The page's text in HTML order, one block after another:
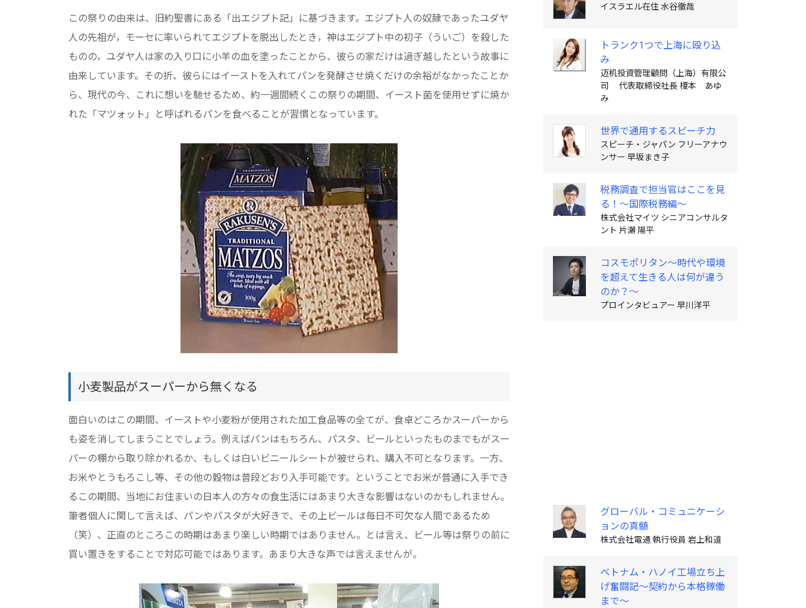
この祭りの由来は、旧約聖書にある「出エジプト記」に基づきます。エジプト人の奴隷であったユダヤ
人の先祖が，モーセに率いられてエジプトを脱出したとき，神はエジプト中の初子（ういご）を殺した
ものの，ユダヤ人は家の入り口に小羊の血を塗ったことから、彼らの家だけは過ぎ越したという故事に
由来しています。その折、彼らにはイーストを入れてパンを発酵させ焼くだけの余裕がなかったことか
ら、現代の今、これに想いを馳せるため、約一週間続くこの祭りの期間、イースト菌を使用せずに焼か
れた「マツォット」と呼ばれるパンを食べることが習慣となっています。
小麦製品がスーパーから無くなる
面白いのはこの期間、イーストや小麦粉が使用された加工食品等の全てが、食卓どころかスーパーから
も姿を消してしまうことでしょう。例えばパンはもちろん、パスタ、ビールといったものまでもがスー
パーの棚から取り除かれるか、もしくは白いビニールシートが被せられ、購入不可となります。一方、
お米やとうもろこし等、その他の穀物は普段どおり入手可能です。ということでお米が普通に入手でき
るこの期間、当地にお住まいの日本人の方々の食生活にはあまり大きな影響はないのかもしれません。
筆者個人に関して言えば、パンやパスタが大好きで、その上ビールは毎日不可欠な人間であるため
（笑）、正直のところこの時期はあまり楽しい時期ではありません。とは言え、ビール等は祭りの前に
買い置きをすることで対応可能ではあります。あまり大きな声では言えませんが。
イスラエル在住 水谷徹哉
トランク1つで上海に殴り込
み
迈机投資管理顧問（上海）有限公
司 代表取締役社長 榎本 あゆ
み
世界で通用するスピーチ力
スピーチ・ジャパン フリーアナウ
ンサー 早坂まき子
税務調査で担当官はここを見
る！～国際税務編～
株式会社マイツ シニアコンサルタ
ント 片瀬 陽平
コスモポリタン〜時代や環境
を超えて生きる人は何が違う
のか？〜
プロインタビュアー 早川洋平
グローバル・コミュニケーシ
ョンの真髄
株式会社電通 執行役員 岩上和道
ベトナム・ハノイ工場立ち上
げ奮闘記〜契約から本格稼働
まで〜